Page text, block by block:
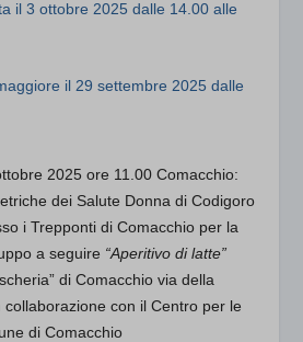
il 3 ottobre 2025 dalle 14.00 alle
il 29 settembre 2025 dalle
2025 ore 11.00 Comacchio:
dei Salute Donna di Codigoro
i Trepponti di Comacchio per la
a seguire “Aperitivo di latte”
di Comacchio via della
collaborazione con il Centro per le
di Comacchio